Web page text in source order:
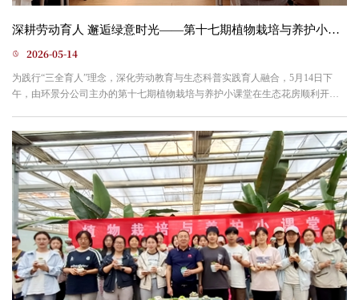
深耕劳动育人 邂逅绿意时光——第十七期植物栽培与养护小课堂圆满落幕
2026-05-14
为践行“三全育人”理念，深化劳动教育与生态科普实践育人融合，5月14日下
午，由环景分公司主办的第十七期植物栽培与养护小课堂在生态花房顺利开
品类习性及日常养护要点开展科普讲解，带领同学们近距离观察植物形态，通
过互动交流夯实生态知识，强化环保意识。实操环节聚焦多肉栽培...